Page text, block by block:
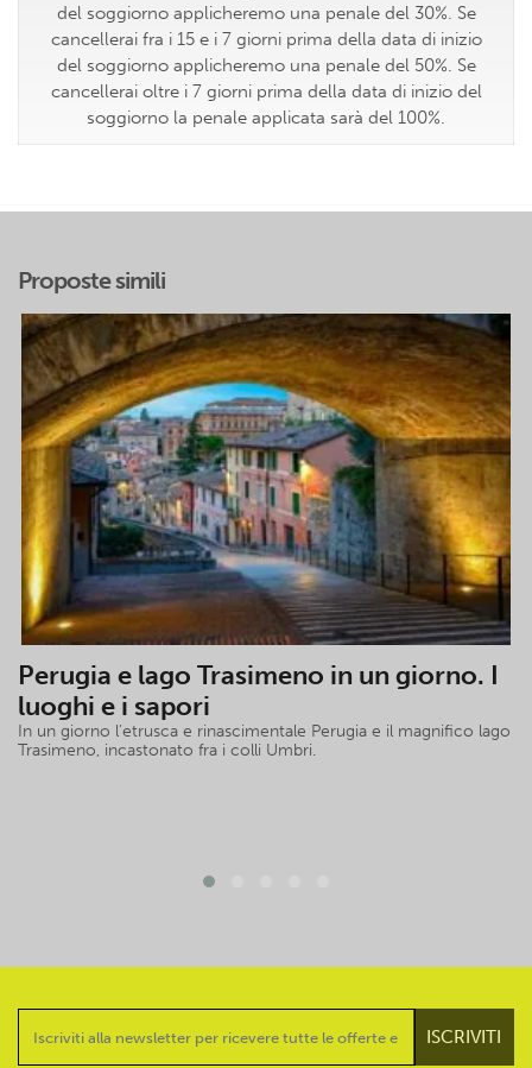
del soggiorno applicheremo una penale del 30%. Se
cancellerai fra i 15 e i 7 giorni prima della data di inizio
del soggiorno applicheremo una penale del 50%. Se
cancellerai oltre i 7 giorni prima della data di inizio del
soggiorno la penale applicata sarà del 100%.
Proposte simili
Perugia e lago Trasimeno in un giorno. I
luoghi e i sapori
In un giorno l’etrusca e rinascimentale Perugia e il magnifico lago
Trasimeno, incastonato fra i colli Umbri.